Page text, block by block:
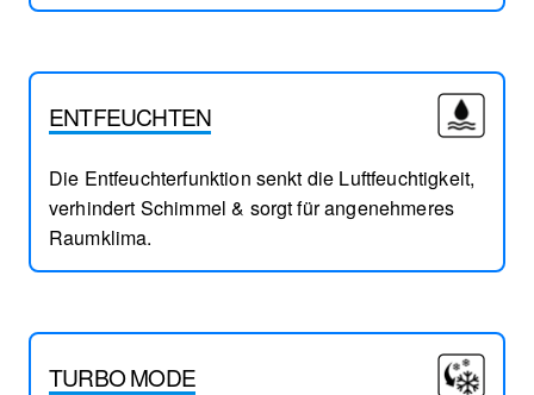
ENTFEUCHTEN
Die Entfeuchterfunktion senkt die Luftfeuchtigkeit,
verhindert Schimmel & sorgt für angenehmeres
Raumklima.
TURBO MODE